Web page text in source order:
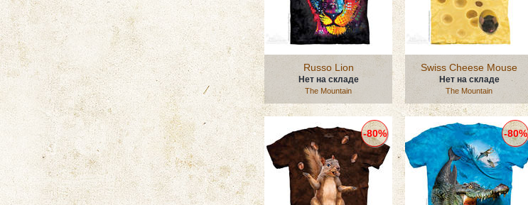
Russo Lion
Нет на складе
The Mountain
Swiss Cheese Mouse
Нет на складе
The Mountain
-80% -80%